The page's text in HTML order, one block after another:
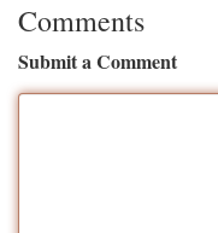
Comments
Submit a Comment